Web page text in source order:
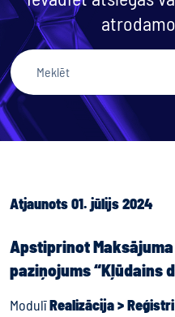
Atjaunots 01. jūlijs 2024
Apstiprinot
paziņojums “Kļūdains
ModulīRealizācija >